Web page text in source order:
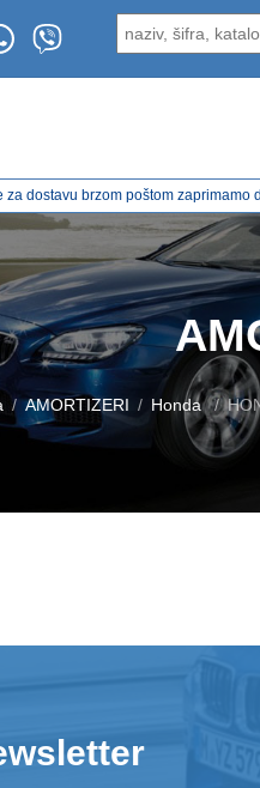
za dostavu brzom poštom
AMORTIZERI Honda